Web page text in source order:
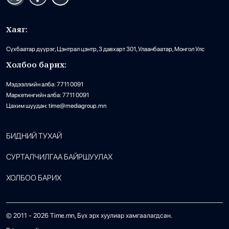
Хаяг:
Сүхбаатар дүүрэг, Цэнтрал цэнтр, 3 давхарт 301, Улаанбаатар, Монгол Улс
Холбоо барих:
Мэдээллийн алба: 7711 0091
Маркетингийн алба: 7711 0091
Цахим шуудан: time@mediagroup.mn
БИДНИЙ ТУХАЙ
СУРТАЛЧИЛГАА БАЙРШУУЛАХ
ХОЛБОО БАРИХ
© 2011 - 2026 Time.mn, Бүх эрх хуулиар хамгаалагдсан.